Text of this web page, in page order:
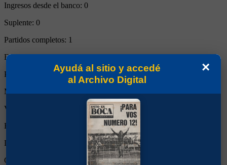
Ingresos desde el banco: 0
Suplente: 0
Partidos completos: 1
Expulsiones:0
Partidos reemplazado:0
Minutos Disputados:
Victorias:
Empates:
Derrotas:
Goles de Boca:
×
Ayudá al sitio y accedé
al Archivo Digital